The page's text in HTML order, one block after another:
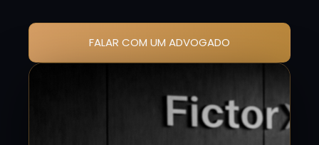
FALAR COM UM ADVOGADO